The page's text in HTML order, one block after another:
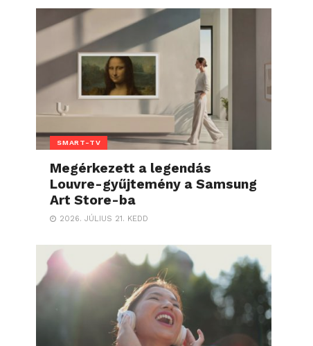
SMART-TV
Megérkezett a legendás
Louvre-gyűjtemény a Samsung
Art Store-ba
2026. JÚLIUS 21. KEDD